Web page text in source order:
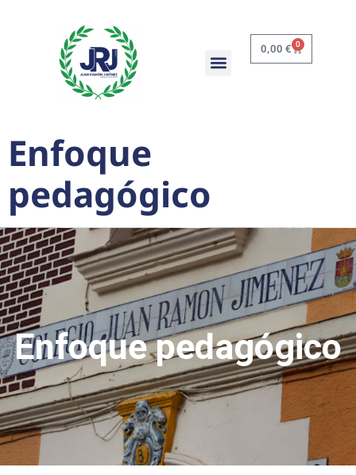
0,00 € 0
Enfoque
pedagógico
Enfoque pedagógico